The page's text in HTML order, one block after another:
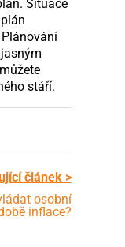
Situace
stáří.
článek >
osobní
inflace?